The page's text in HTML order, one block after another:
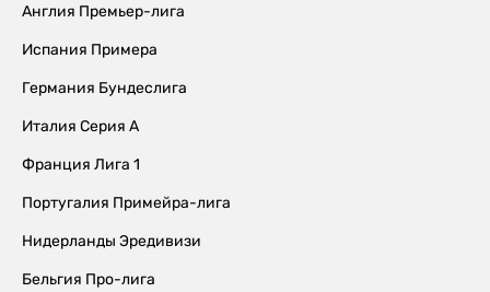
Англия Премьер-лига
Испания Примера
Германия Бундеслига
Италия Серия А
Франция Лига 1
Португалия Примейра-лига
Нидерланды Эредивизи
Бельгия Про-лига